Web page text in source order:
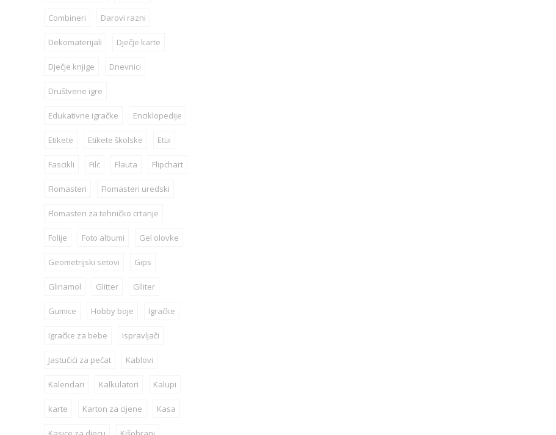
Combineri Darovi razni
Dekomaterijali Dječje karte
Dječje knjige Dnevnici
Društvene igre
Edukativne igračke Enciklopedije
Etikete Etikete školske Etui
Fascikli Filc Flauta Flipchart
Flomasteri Flomasteri uredski
Flomasteri za tehničko crtanje
Folije Foto albumi Gel olovke
Geometrijski setovi Gips
Glinamol Glitter Glliter
Gumice Hobby boje Igračke
Igračke za bebe Ispravljači
Jastučići za pečat Kablovi
Kalendari Kalkulatori Kalupi
karte Karton za cijene Kasa